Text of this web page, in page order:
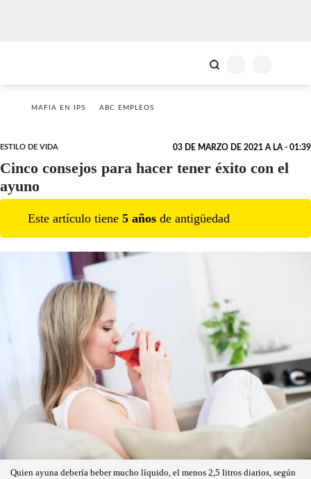
MAFIA EN IPS ABC EMPLEOS
ESTILO DE VIDA 03 DE MARZO DE 2021 A LA - 01:39
Cinco consejos para hacer tener éxito con el
ayuno
Este artículo tiene 5 años de antigüedad
Quien ayuna debería beber mucho líquido, el menos 2,5 litros diarios, según